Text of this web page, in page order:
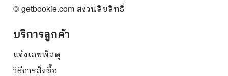
© getbookie.com สงวนลิขสิทธิ์
บริการลูกค้า
แจ้งเลขพัสดุ
วิธีการสั่งซื้อ